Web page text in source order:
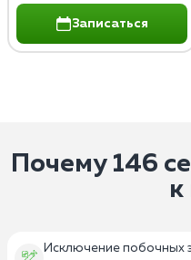
Записаться
Почему 146
к
Исключение побочных